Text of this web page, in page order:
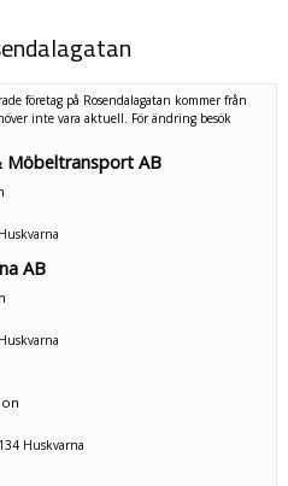
företag på Rosendalagatan kommer från
inte vara aktuell. För ändring besök
Möbeltransport AB
AB
Huskvarna